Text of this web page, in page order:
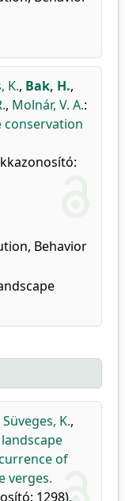
K., Bak, H.,
, Molnár, V. A.:
conservation
Behavior
Süveges, K.,
of
verges.
1298),